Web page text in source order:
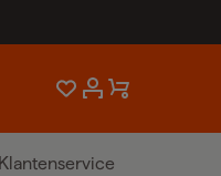
Klantenservice